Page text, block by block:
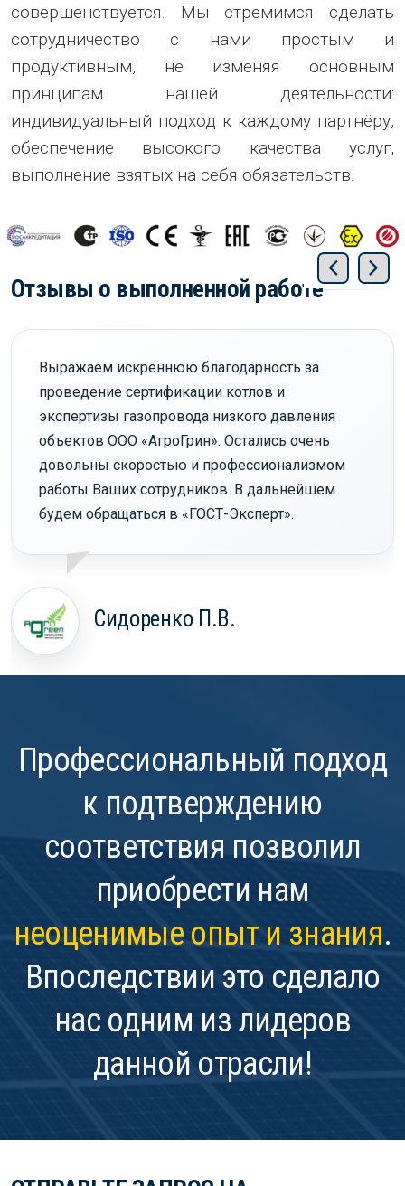
совершенствуется. Мы стремимся сделать
сотрудничество с нами простым и
продуктивным, не изменяя основным
принципам нашей деятельности:
индивидуальный подход к каждому партнёру,
обеспечение высокого качества услуг,
выполнение взятых на себя обязательств.
Отзывы о выполненной работе
Выражаем искреннюю благодарность за
проведение сертификации котлов и
экспертизы газопровода низкого давления
объектов ООО «АгроГрин». Остались очень
довольны скоростью и профессионализмом
работы Ваших сотрудников. В дальнейшем
будем обращаться в «ГОСТ-Эксперт».
Сидоренко П.В.
Профессиональный подход
к подтверждению
соответствия позволил
приобрести нам
неоценимые опыт и знания.
Впоследствии это сделало
нас одним из лидеров
данной отрасли!